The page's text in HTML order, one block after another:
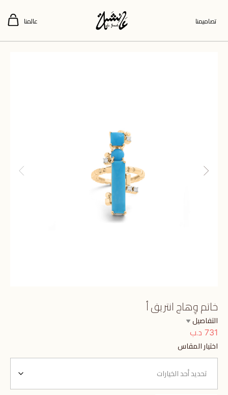
تصاميمنا عالمنا
خاتم وِهاج انتريق أ
التفاصيل
731 د.ب
اختيار المقاس